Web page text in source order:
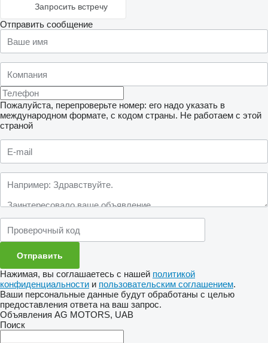
Запросить встречу
Отправить сообщение
Пожалуйста, перепроверьте номер: его надо указать в
международном формате, с кодом страны. Не работаем с этой
страной
Нажимая, вы соглашаетесь с нашей политикой
конфиденциальности и пользовательским соглашением.
Ваши персональные данные будут обработаны с целью
предоставления ответа на ваш запрос.
Объявления AG MOTORS, UAB
Поиск